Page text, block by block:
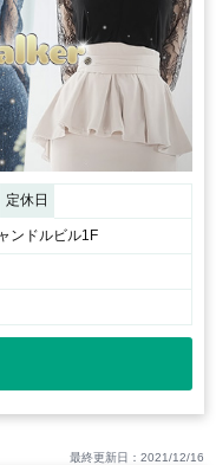
定休日
ンドルビル1F
最終更新日：2021/12/16